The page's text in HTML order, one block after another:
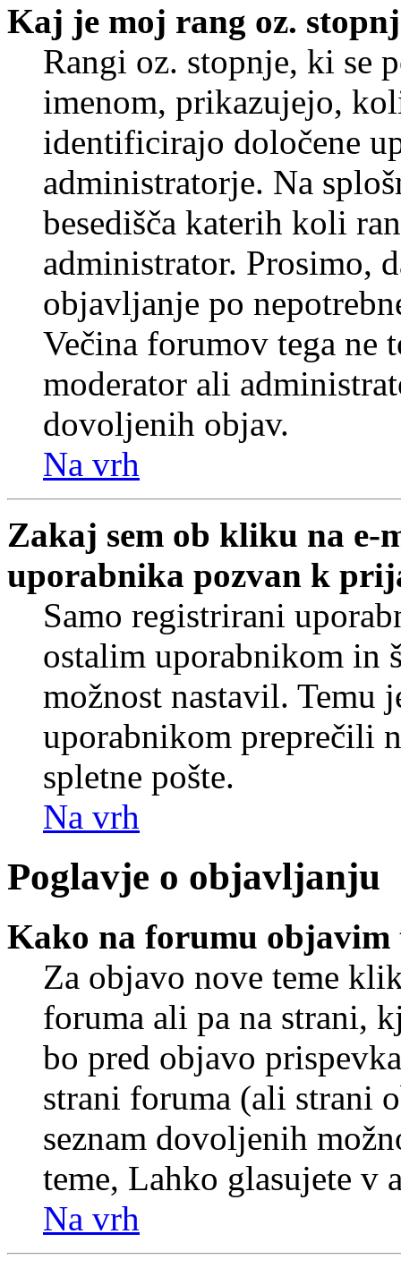
Kaj je moj rang oz.
Rangi oz. stopnje, ki se
imenom, prikazujejo,
identificirajo določene
administratorje. Na
besedišča katerih koli
administrator. Prosimo,
objavljanje po
Večina forumov tega ne
moderator ali
dovoljenih objav.
Na vrh
Zakaj sem ob kliku na e-
uporabnika pozvan k
Samo registrirani
ostalim uporabnikom in
možnost nastavil. Temu
uporabnikom preprečili
spletne pošte.
Na vrh
Poglavje o objavljanju
Kako na forumu objavim
Za objavo nove teme
foruma ali pa na strani,
bo pred objavo
strani foruma (ali strani
seznam dovoljenih
teme, Lahko glasujete v
Na vrh